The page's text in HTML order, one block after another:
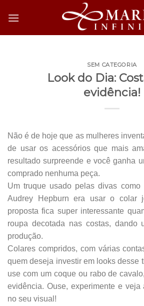
SEM CATEGORIA
Look do Dia:
evidência!
Não é de hoje que as mulheres
de usar os acessórios que mais
resultado surpreende e você ganha
comprado nenhuma peça.
Um truque usado pelas divas
Audrey Hepburn era usar o colar
proposta fica super interessante
roupa decotada nas costas, dando
produção.
Colares compridos, com várias
quem deseja investir em looks desse
use com um coque ou rabo de
evidência. Ouse, experimente e veja
no seu visual!